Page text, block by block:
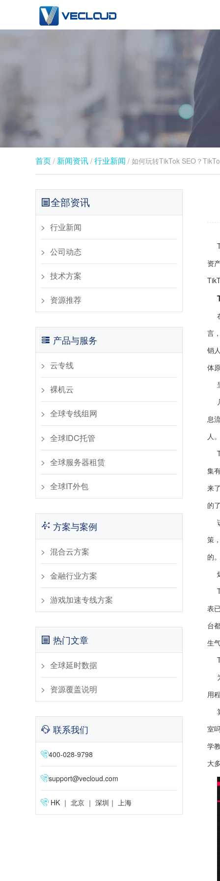
首页 / 新闻资讯 / 行业新闻​ / 如何玩转TikTok SEO？
全部资讯
行业新闻​
公司动态​
​技术方案
资源推荐
产品与服务
云专线
裸机云
全球专线组网
全球IDC托管
全球服务器租赁
全球IT外包
方案与案例
混合云方案
金融行业方案
游戏加速专线方案
热门文章
全球延时数据
资源覆盖说明
联系我们
400-028-9798
support@vecloud.com
HK ｜ 北京 ｜ 深圳｜ 上海
资
言
销
体
息
人。
集
来
的
策
的
表
台
生
用
室
学
大